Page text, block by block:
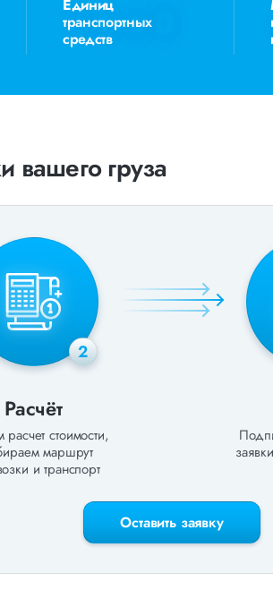
Единиц
транспортных
средств
вашего груза
2
Расчёт
стоимости,
маршрут
и транспорт
Оставить заявку